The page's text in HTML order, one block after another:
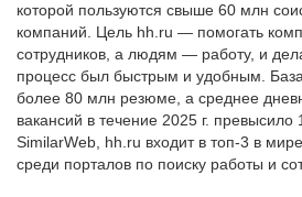
которой пользуются свыше 60 млн
компаний. Цель hh.ru — помогать
сотрудников, а людям — работу, и
процесс был быстрым и удобным.
более 80 млн резюме, а среднее
вакансий в течение 2025 г.
SimilarWeb, hh.ru входит в топ-3 в
среди порталов по поиску работы и